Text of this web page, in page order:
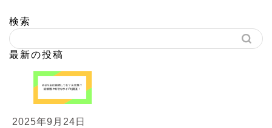
検索
最新の投稿
2025年9月24日